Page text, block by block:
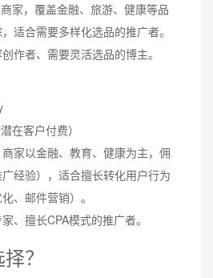
家，覆盖金融、旅游、健康等品
适合需要多样化选品的推广者。
作者、需要灵活选品的博主。
在客户付费）
家以金融、教育、健康为主，佣
经验），适合擅长转化用户行为
、邮件营销）。
、擅长CPA模式的推广者。
？